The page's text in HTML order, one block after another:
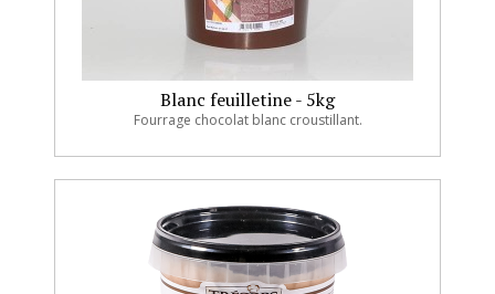
Blanc feuilletine - 5kg
Fourrage chocolat blanc croustillant.